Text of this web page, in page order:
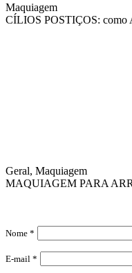
Maquiagem
CÍLIOS POSTIÇOS: como
Geral, Maquiagem
MAQUIAGEM PARA
Nome *
E-mail *